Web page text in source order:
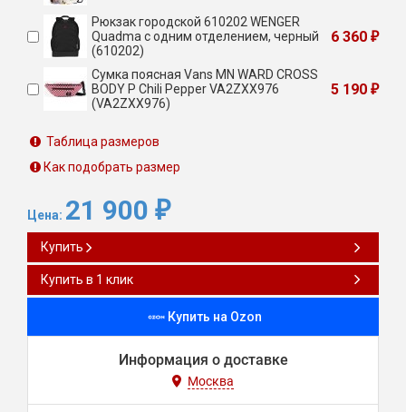
Рюкзак городской 610202 WENGER
Quadma с одним отделением, черный
(610202)
6 360 ₽
Сумка поясная Vans MN WARD CROSS
BODY P Chili Pepper VA2ZXX976
(VA2ZXX976)
5 190 ₽
Таблица размеров
Как подобрать размер
Цена: 21 900 ₽
Купить
Купить в 1 клик
Купить на Ozon
Информация о доставке
Москва